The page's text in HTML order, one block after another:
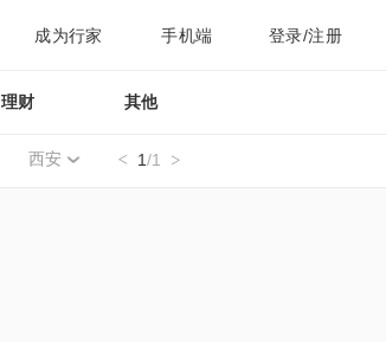
成为行家 手机端 登录/注册
财 其他
西安 1/1